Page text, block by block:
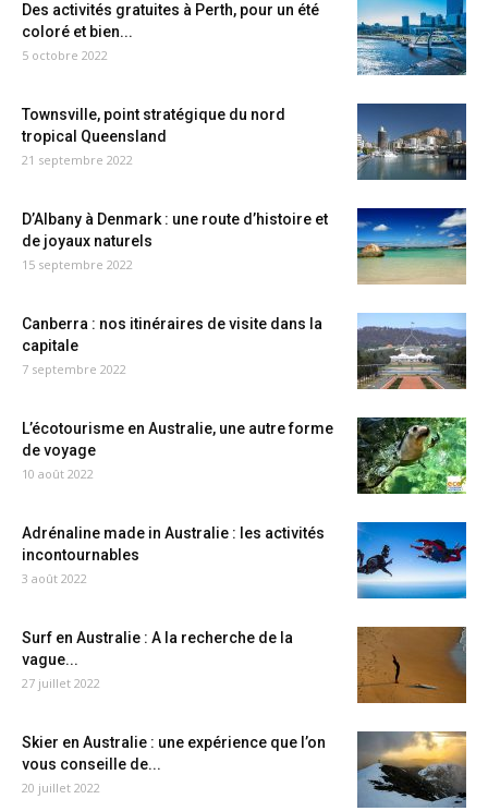
Des activités gratuites à Perth, pour un été
coloré et bien...
5 octobre 2022
Townsville, point stratégique du nord
tropical Queensland
21 septembre 2022
D’Albany à Denmark : une route d’histoire et
de joyaux naturels
15 septembre 2022
Canberra : nos itinéraires de visite dans la
capitale
7 septembre 2022
L’écotourisme en Australie, une autre forme
de voyage
10 août 2022
Adrénaline made in Australie : les activités
incontournables
3 août 2022
Surf en Australie : A la recherche de la
vague...
27 juillet 2022
Skier en Australie : une expérience que l’on
vous conseille de...
20 juillet 2022